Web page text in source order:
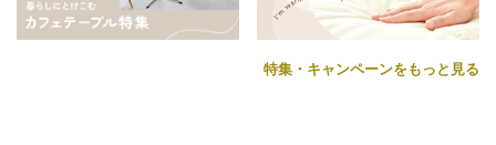
特集・キャンペーンをもっと見る